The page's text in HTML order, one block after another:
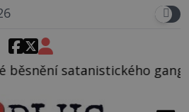
gangu vedeného